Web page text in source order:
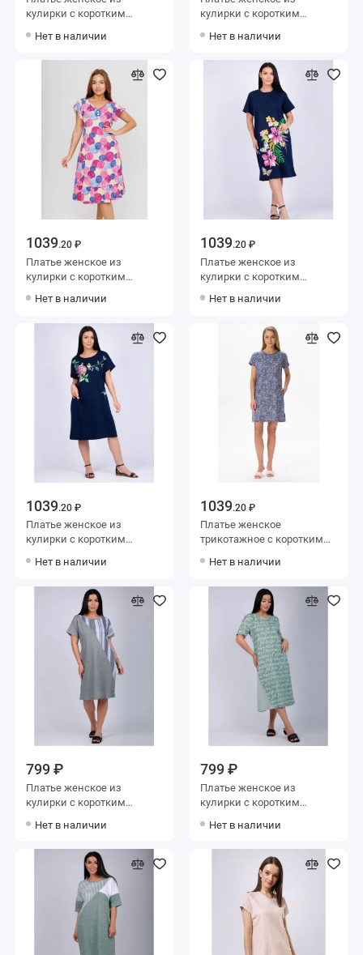
кулирки с коротким
Нет в наличии
кулирки с коротким
Нет в наличии
1039.20 ₽
Платье женское из
кулирки с коротким
Круги Kuzina
Нет в наличии
1039.20 ₽
Платье женское из
кулирки с коротким
Нет в наличии
1039.20 ₽
Платье женское из
кулирки с коротким
Нет в наличии
1039.20 ₽
Платье женское
трикотажное с коротким
Нет в наличии
799 ₽
Платье женское из
кулирки с коротким
Полоска
Нет в наличии
799 ₽
Платье женское из
кулирки с коротким
Нет в наличии